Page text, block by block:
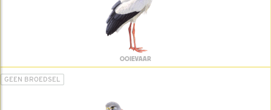
OOIEVAAR
GEEN BROEDSEL